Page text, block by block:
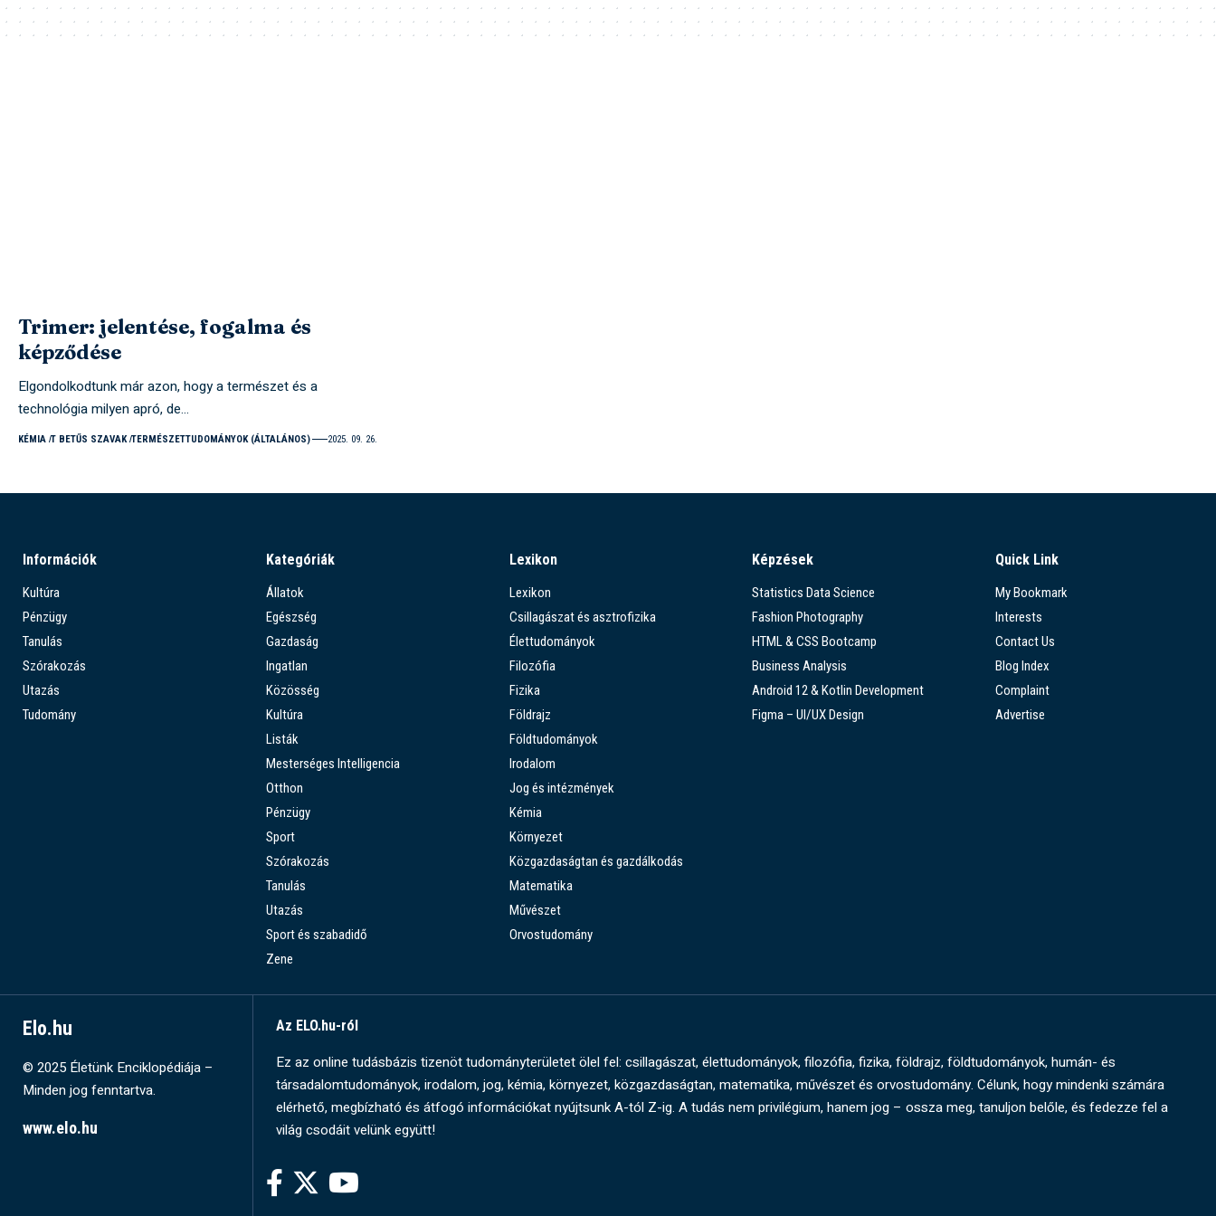
Trimer: jelentése, fogalma és
képződése
Elgondolkodtunk már azon, hogy a természet és a
technológia milyen apró, de…
KÉMIA T BETŰS SZAVAK TERMÉSZETTUDOMÁNYOK (ÁLTALÁNOS) 2025. 09. 26.
Információk
Kultúra
Pénzügy
Tanulás
Szórakozás
Utazás
Tudomány
Kategóriák
Állatok
Egészség
Gazdaság
Ingatlan
Közösség
Kultúra
Listák
Mesterséges Intelligencia
Otthon
Pénzügy
Sport
Szórakozás
Tanulás
Utazás
Sport és szabadidő
Zene
Lexikon
Lexikon
Csillagászat és asztrofizika
Élettudományok
Filozófia
Fizika
Földrajz
Földtudományok
Irodalom
Jog és intézmények
Kémia
Környezet
Közgazdaságtan és gazdálkodás
Matematika
Művészet
Orvostudomány
Képzések
Statistics Data Science
Fashion Photography
HTML & CSS Bootcamp
Business Analysis
Android 12 & Kotlin Development
Figma – UI/UX Design
Quick Link
My Bookmark
Interests
Contact Us
Blog Index
Complaint
Advertise
Elo.hu
© 2025 Életünk Enciklopédiája –
Minden jog fenntartva.
www.elo.hu
Az ELO.hu-ról
Ez az online tudásbázis tizenöt tudományterületet ölel fel: csillagászat, élettudományok, filozófia, fizika, földrajz, földtudományok, humán- és
társadalomtudományok, irodalom, jog, kémia, környezet, közgazdaságtan, matematika, művészet és orvostudomány. Célunk, hogy mindenki számára
elérhető, megbízható és átfogó információkat nyújtsunk A-tól Z-ig. A tudás nem privilégium, hanem jog – ossza meg, tanuljon belőle, és fedezze fel a
világ csodáit velünk együtt!